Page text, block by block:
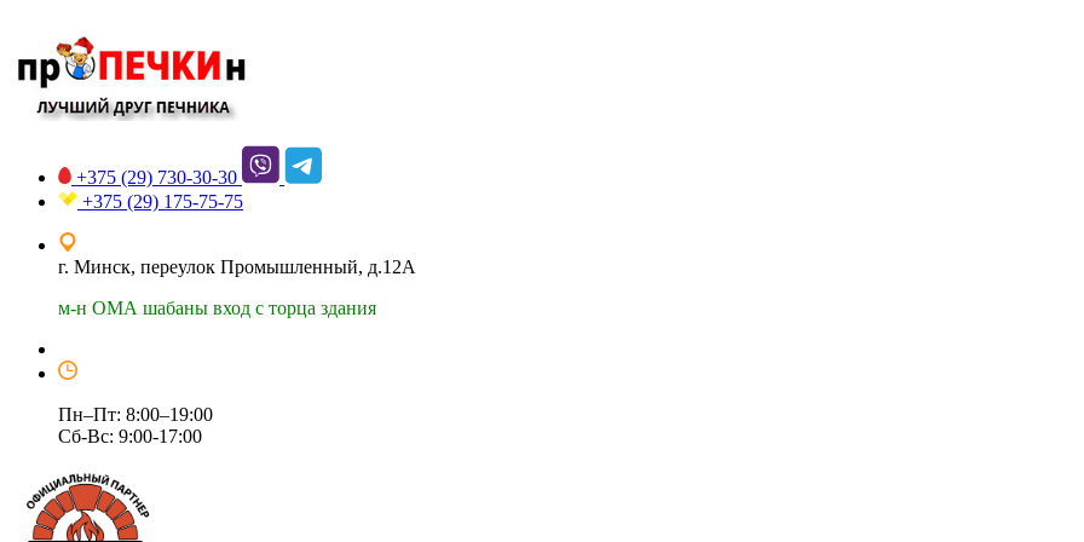
+375 (29) 730-30-30
+375 (29) 175-75-75
г. Минск, переулок Промышленный, д.12А
м-н ОМА шабаны вход с торца здания
Пн–Пт: 8:00–19:00
Сб-Вс: 9:00-17:00